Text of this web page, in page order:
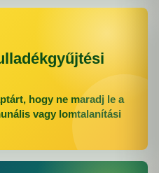
hogy ne maradj le a
vagy lomtalanítási